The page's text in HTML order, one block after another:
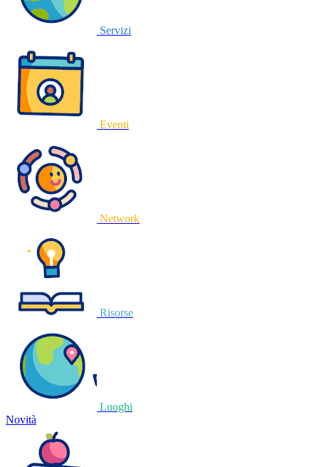
Servizi
Eventi
Network
Risorse
Luoghi
Novità